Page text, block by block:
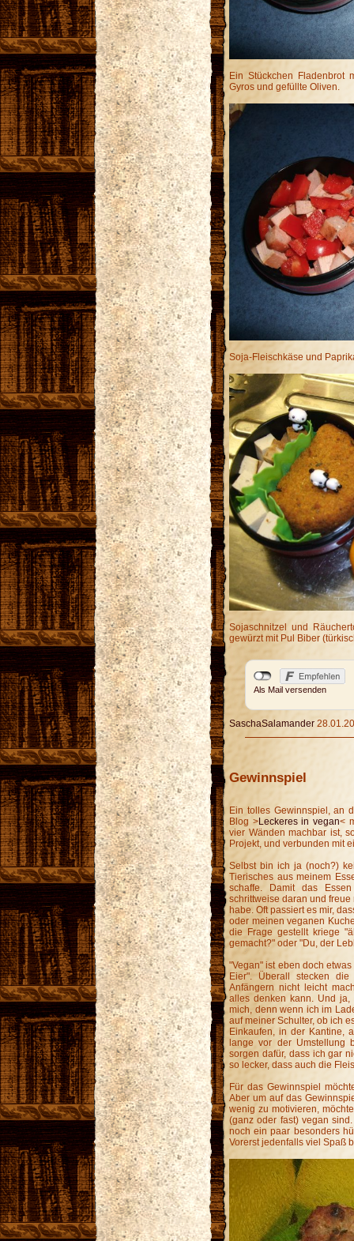
Ein Stückchen Fladenbrot
Gyros und gefüllte Oliven.
Soja-Fleischkäse und
Sojaschnitzel und
gewürzt mit Pul Biber
Als Mail versenden
SaschaSalamander
Gewinnspiel
Ein tolles Gewinnspiel, an
Blog >Leckeres in vegan<
vier Wänden machbar ist,
Projekt, und verbunden mit
Selbst bin ich ja (noch?)
Tierisches aus meinem
schaffe. Damit das
schrittweise daran und
habe. Oft passiert es mir,
oder meinen veganen
die Frage gestellt kriege
gemacht?" oder "Du, der
"Vegan" ist eben doch
Eier". Überall stecken
Anfängern nicht leicht
alles denken kann. Und ja,
mich, denn wenn ich im
auf meiner Schulter, ob ich
Einkaufen, in der Kantine,
lange vor der Umstellung
sorgen dafür, dass ich gar
so lecker, dass auch die
Für das Gewinnspiel
Aber um auf das
wenig zu motivieren,
(ganz oder fast) vegan
noch ein paar besonders
Vorerst jedenfalls viel Spaß